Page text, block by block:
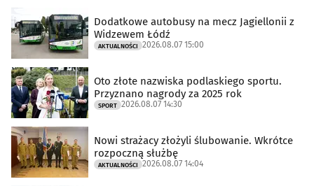
Dodatkowe autobusy na mecz Jagiellonii z
Widzewem Łódź
AKTUALNOŚCI 2026.08.07 15:00
Oto złote nazwiska podlaskiego sportu.
Przyznano nagrody za 2025 rok
SPORT 2026.08.07 14:30
Nowi strażacy złożyli ślubowanie. Wkrótce
rozpoczną służbę
AKTUALNOŚCI 2026.08.07 14:04